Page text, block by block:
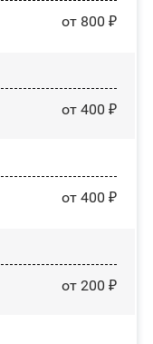
от 800 ₽
от 400 ₽
от 400 ₽
от 200 ₽